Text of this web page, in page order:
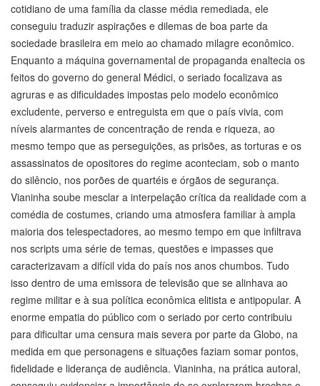
cotidiano de uma família da classe média remediada, ele
conseguiu traduzir aspirações e dilemas de boa parte da
sociedade brasileira em meio ao chamado milagre econômico.
Enquanto a máquina governamental de propaganda enaltecia os
feitos do governo do general Médici, o seriado focalizava as
agruras e as dificuldades impostas pelo modelo econômico
excludente, perverso e entreguista em que o país vivia, com
níveis alarmantes de concentração de renda e riqueza, ao
mesmo tempo que as perseguições, as prisões, as torturas e os
assassinatos de opositores do regime aconteciam, sob o manto
do silêncio, nos porões de quartéis e órgãos de segurança.
Vianinha soube mesclar a interpelação crítica da realidade com a
comédia de costumes, criando uma atmosfera familiar à ampla
maioria dos telespectadores, ao mesmo tempo em que infiltrava
nos scripts uma série de temas, questões e impasses que
caracterizavam a difícil vida do país nos anos chumbos. Tudo
isso dentro de uma emissora de televisão que se alinhava ao
regime militar e à sua política econômica elitista e antipopular. A
enorme empatia do público com o seriado por certo contribuiu
para dificultar uma censura mais severa por parte da Globo, na
medida em que personagens e situações faziam somar pontos,
fidelidade e liderança de audiência. Vianinha, na prática autoral,